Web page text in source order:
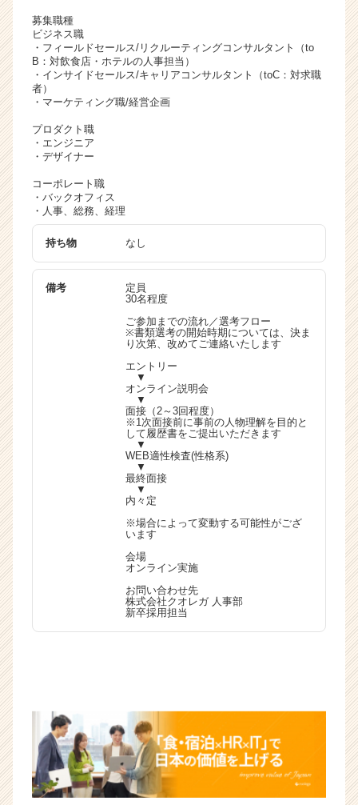
募集職種
ビジネス職
・フィールドセールス/リクルーティングコンサルタント（to
B：対飲食店・ホテルの人事担当）
・インサイドセールス/キャリアコンサルタント（toC：対求職
者）
・マーケティング職/経営企画
プロダクト職
・エンジニア
・デザイナー
コーポレート職
・バックオフィス
・人事、総務、経理
持ち物 なし
備考
定員
30名程度
ご参加までの流れ／選考フロー
※書類選考の開始時期については、決ま
り次第、改めてご連絡いたします
エントリー
▼
オンライン説明会
▼
面接（2～3回程度）
※1次面接前に事前の人物理解を目的と
して履歴書をご提出いただきます
▼
WEB適性検査(性格系)
▼
最終面接
▼
内々定
※場合によって変動する可能性がござ
います
会場
オンライン実施
お問い合わせ先
株式会社クオレガ 人事部
新卒採用担当